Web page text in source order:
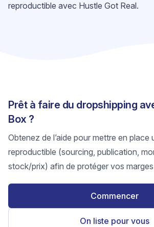
reproductible avec Hustle Got Real.
Prêt à faire du dropshipping
Box ?
Obtenez de l’aide pour mettre en
reproductible (sourcing, publication,
stock/prix) afin de protéger vos
Commencer
On liste pour vous